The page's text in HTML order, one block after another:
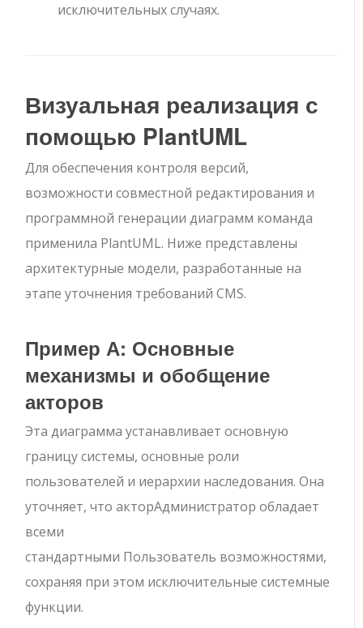
исключительных случаях.
Визуальная реализация с
помощью PlantUML
Для обеспечения контроля версий,
возможности совместной редактирования и
программной генерации диаграмм команда
применила PlantUML. Ниже представлены
архитектурные модели, разработанные на
этапе уточнения требований CMS.
Пример А: Основные
механизмы и обобщение
акторов
Эта диаграмма устанавливает основную
границу системы, основные роли
пользователей и иерархии наследования. Она
уточняет, что акторАдминистратор обладает
всеми
стандартными Пользователь возможностями,
сохраняя при этом исключительные системные
функции.